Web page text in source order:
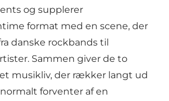
og supplerer
format med en scene, der
danske rockbands til
Sammen giver de to
musikliv, der rækker langt ud
forventer af en